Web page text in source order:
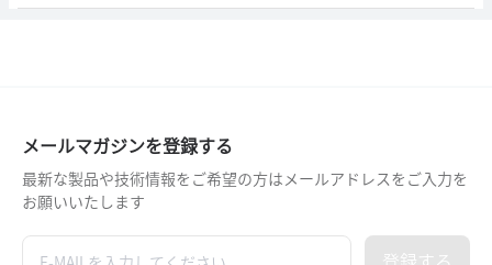
メールマガジンを登録する
最新な製品や技術情報をご希望の方はメールアドレスをご入力を
お願いいたします